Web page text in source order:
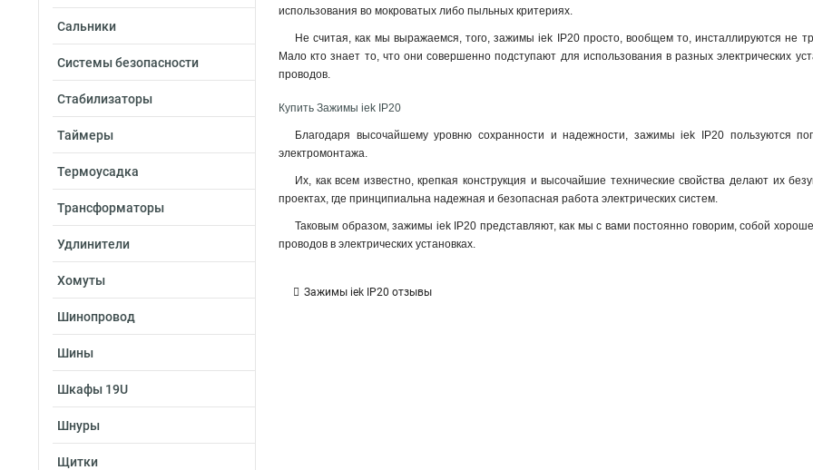
Сальники
Системы безопасности
Стабилизаторы
Таймеры
Термоусадка
Трансформаторы
Удлинители
Хомуты
Шинопровод
Шины
Шкафы 19U
Шнуры
Щитки
использования во мокроватых либо пыльных критериях.
Не считая, как мы выражаемся, того, зажимы iek IP20 просто, вообщем то, инсталлируются не
Мало кто знает то, что они совершенно подступают для использования в разных электрических
проводов.
Купить Зажимы iek IP20
Благодаря высочайшему уровню сохранности и надежности, зажимы iek IP20 пользуются
электромонтажа.
Их, как всем известно, крепкая конструкция и высочайшие технические свойства делают их
проектах, где принципиальна надежная и безопасная работа электрических систем.
Таковым образом, зажимы iek IP20 представляют, как мы с вами постоянно говорим, собой
проводов в электрических установках.
Зажимы iek IP20 отзывы